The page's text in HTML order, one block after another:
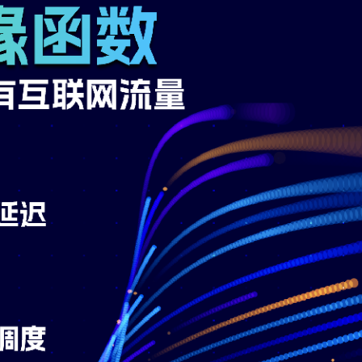
标签
寻找感兴趣的领域
Ajax 1 Anaconda1 笔记本 笔记本推
电脑推荐 24 Eclipse Eclipse的toString修
KMS1 跨域 2 跨域访问错误3
MongoDB+nodejs修改页面传值问题1
Mybatis缓存1 node.js 2 Pio插件问题1
Spring SpringBoot4 SpringMVC1